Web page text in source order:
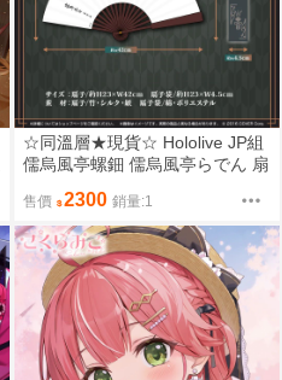
☆同溫層★現貨☆ Hololive JP組
儒烏風亭螺鈿 儒烏風亭らでん 扇
售價 2300 銷量:1